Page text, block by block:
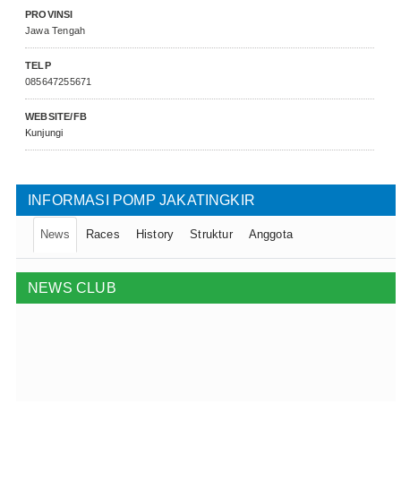
PROVINSI
Jawa Tengah
TELP
085647255671
WEBSITE/FB
Kunjungi
INFORMASI POMP JAKATINGKIR
News Races History Struktur Anggota
NEWS CLUB